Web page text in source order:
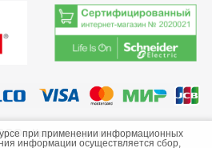
«Краснодарэлектро»
при применении информационных
информации осуществляется сбор,